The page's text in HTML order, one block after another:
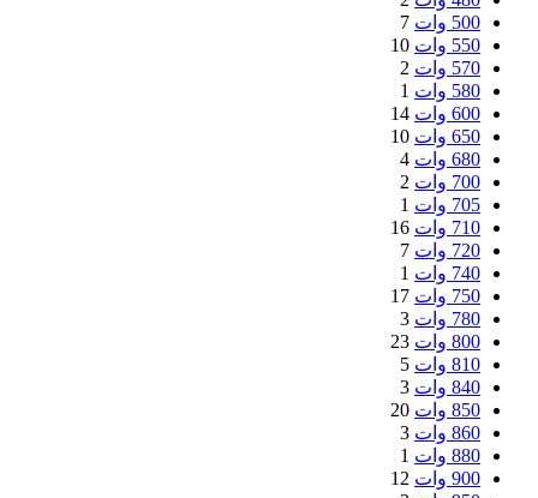
500 وات
7
550 وات
10
570 وات
2
580 وات
1
600 وات
14
650 وات
10
680 وات
4
700 وات
2
705 وات
1
710 وات
16
720 وات
7
740 وات
1
750 وات
17
780 وات
3
800 وات
23
810 وات
5
840 وات
3
850 وات
20
860 وات
3
880 وات
1
900 وات
12